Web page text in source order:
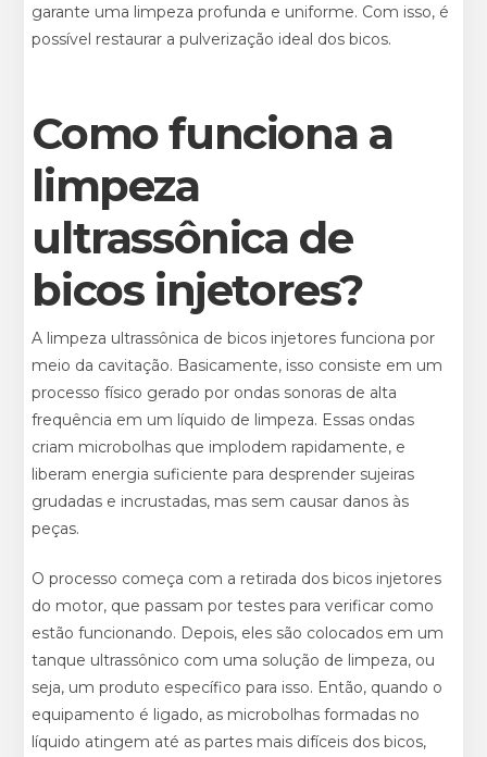
garante uma limpeza profunda e uniforme. Com isso, é
possível restaurar a pulverização ideal dos bicos.
Como funciona a
limpeza
ultrassônica de
bicos injetores?
A limpeza ultrassônica de bicos injetores funciona por
meio da cavitação. Basicamente, isso consiste em um
processo físico gerado por ondas sonoras de alta
frequência em um líquido de limpeza. Essas ondas
criam microbolhas que implodem rapidamente, e
liberam energia suficiente para desprender sujeiras
grudadas e incrustadas, mas sem causar danos às
peças.
O processo começa com a retirada dos bicos injetores
do motor, que passam por testes para verificar como
estão funcionando. Depois, eles são colocados em um
tanque ultrassônico com uma solução de limpeza, ou
seja, um produto específico para isso. Então, quando o
equipamento é ligado, as microbolhas formadas no
líquido atingem até as partes mais difíceis dos bicos,